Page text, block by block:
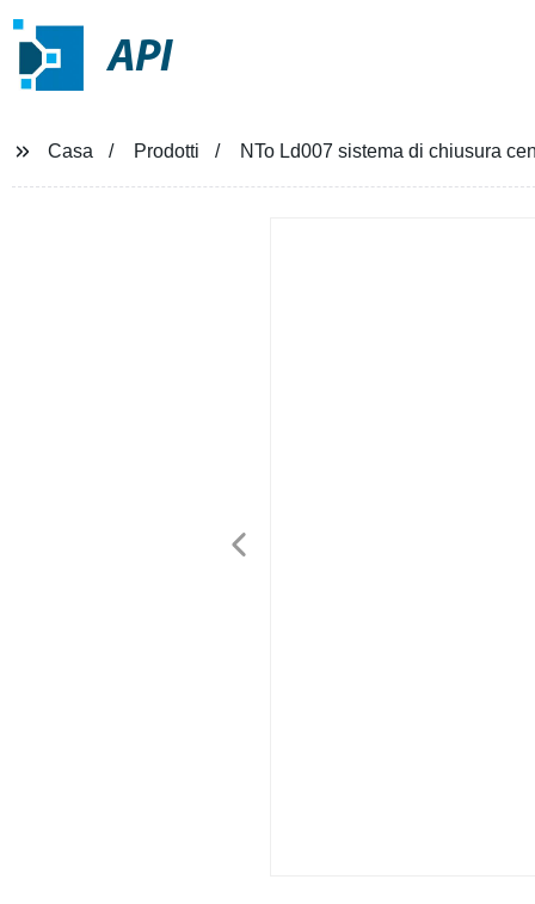
API
Casa Prodotti NTo Ld007 sistema di chiusura